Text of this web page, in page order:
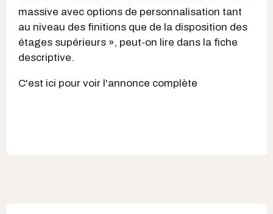
massive avec options de personnalisation tant
au niveau des finitions que de la disposition des
étages supérieurs », peut-on lire dans la fiche
descriptive.
C'est ici pour voir l'annonce complète